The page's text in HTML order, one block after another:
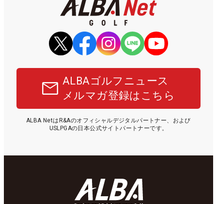
ALBAゴルフニュース
メルマガ登録はこちら
ALBA NetはR&Aのオフィシャルデジタルパートナー、および
USLPGAの日本公式サイトパートナーです。